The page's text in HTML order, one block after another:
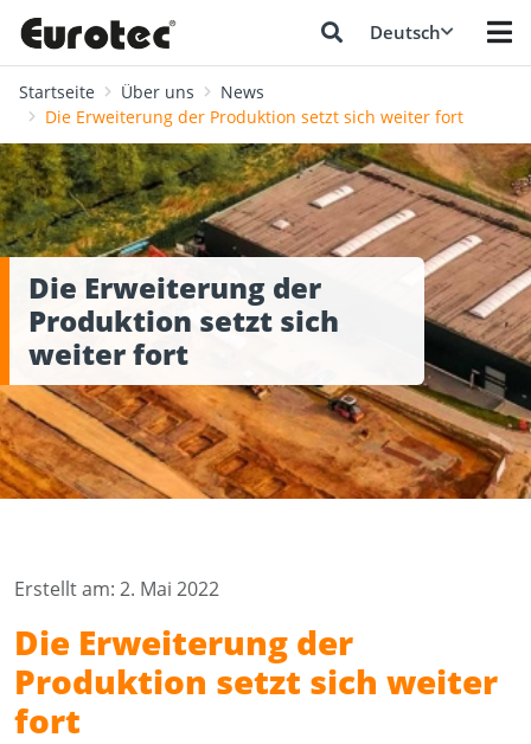
Deutsch
Startseite Über uns
News
Die Erweiterung der Produktion setzt sich weiter fort
Die Erweiterung der
Produktion setzt sich
weiter fort
Erstellt am: 2. Mai 2022
Die Erweiterung der
Produktion setzt sich weiter
fort